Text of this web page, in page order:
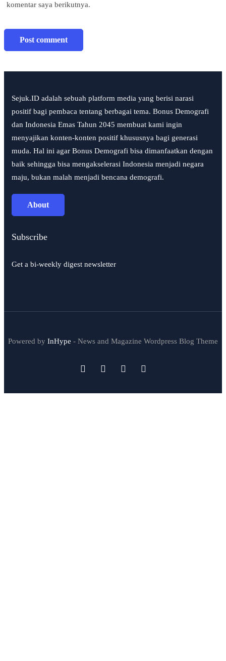
komentar saya berikutnya.
Sejuk.ID adalah sebuah platform media yang berisi narasi
positif bagi pembaca tentang berbagai tema. Bonus Demografi
dan Indonesia Emas Tahun 2045 membuat kami ingin
menyajikan konten-konten positif khususnya bagi generasi
muda. Hal ini agar Bonus Demografi bisa dimanfaatkan dengan
baik sehingga bisa mengakselerasi Indonesia menjadi negara
maju, bukan malah menjadi bencana demografi.
About
Subscribe
Get a bi-weekly digest newsletter
Powered by InHype - News and Magazine Wordpress Blog Theme